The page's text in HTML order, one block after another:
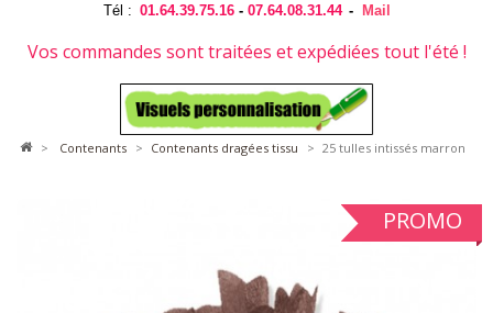
Tél : 01.64.39.75.16 -07.64.08.31.44 - Mail
Vos commandes sont traitées et expédiées tout l'été !
> contenants > contenants dragées tissu > 25 tulles intissés marron
PROMO